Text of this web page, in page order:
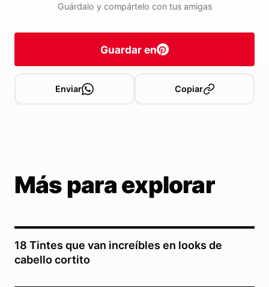
Guárdalo y compártelo con tus amigas
Guardar en
Enviar Copiar
Más para explorar
18 Tintes que van increíbles en looks de
cabello cortito